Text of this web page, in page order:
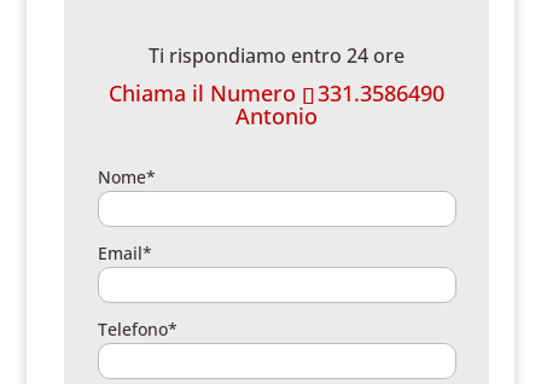
Ti rispondiamo entro 24 ore
Chiama il Numero 331.3586490
Antonio
Nome*
Email*
Telefono*